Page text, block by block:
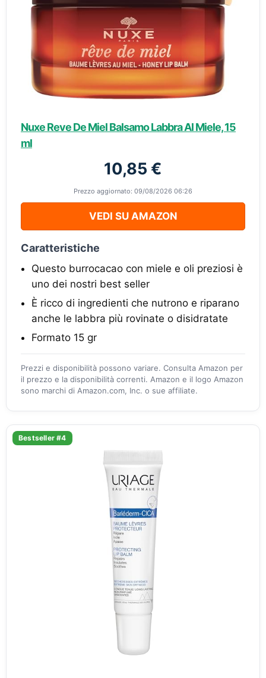
Nuxe Reve De Miel Balsamo Labbra Al Miele, 15
ml
10,85 €
Prezzo aggiornato: 09/08/2026 06:26
VEDI SU AMAZON
Caratteristiche
Questo burrocacao con miele e oli preziosi è
uno dei nostri best seller
È ricco di ingredienti che nutrono e riparano
anche le labbra più rovinate o disidratate
Formato 15 gr
Prezzi e disponibilità possono variare. Consulta Amazon per
il prezzo e la disponibilità correnti. Amazon e il logo Amazon
sono marchi di Amazon.com, Inc. o sue affiliate.
Bestseller #4